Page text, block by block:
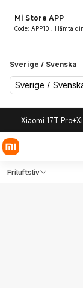
Mi Store APP
Code: APP10 , Hämta
Sverige / Svenska
Sverige /
Xiaomi 17T
Shop
Friluftsliv
Shop